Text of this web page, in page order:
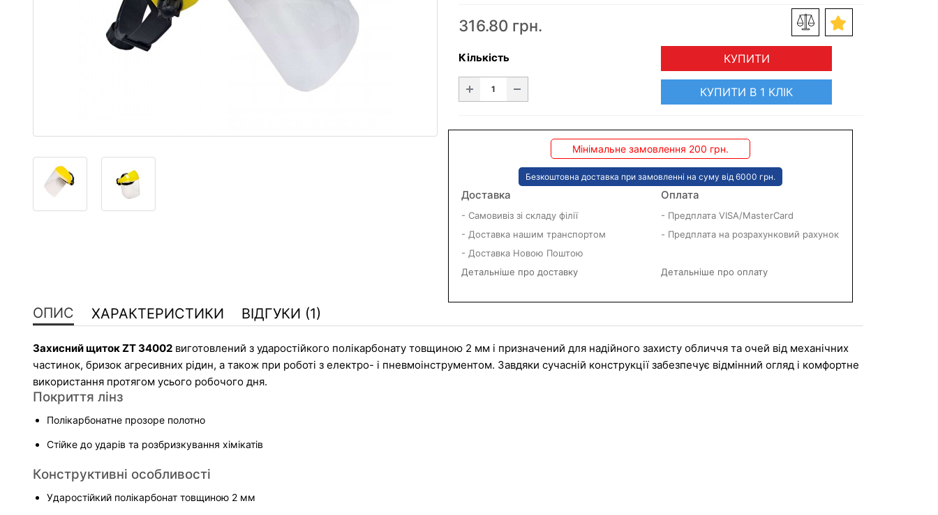
316.80 грн.
Кількість КУПИТИ
КУПИТИ В 1 КЛІК
Мінімальне замовлення 200 грн.
Безкоштовна доставка при замовленні на суму від 6000 грн.
Доставка
- Самовивіз зі складу філії
- Доставка нашим транспортом
- Доставка Новою Поштою
Детальніше про доставку
Оплата
- Предплата VISA/MasterCard
- Предплата на розрахунковий рахунок
Детальніше про оплату
ОПИС ХАРАКТЕРИСТИКИ ВІДГУКИ (1)
Захисний щиток ZT 34002 виготовлений з ударостійкого полікарбонату товщиною 2 мм і призначений для надійного захисту обличчя та очей від механічних
частинок, бризок агресивних рідин, а також при роботі з електро- і пневмоінструментом. Завдяки сучасній конструкції забезпечує відмінний огляд і комфортне
використання протягом усього робочого дня.
Покриття лінз
Полікарбонатне прозоре полотно
Стійке до ударів та розбризкування хімікатів
Конструктивні особливості
Ударостійкий полікарбонат товщиною 2 мм